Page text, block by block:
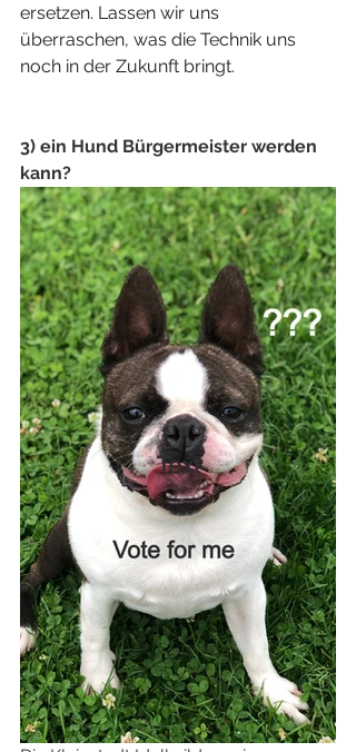
ersetzen. Lassen wir uns
überraschen, was die Technik uns
noch in der Zukunft bringt.
3) ein Hund Bürgermeister werden
kann?